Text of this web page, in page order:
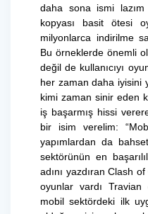
daha sona ismi
kopyası basit ötesi
milyonlarca indirilme
Bu örneklerde önemli
değil de kullanıcıyı
her zaman daha iyisini
kimi zaman sinir eden
iş başarmış hissi
bir isim verelim:
yapımlardan da
sektörünün en
adını yazdıran Clash
oyunlar vardı
mobil sektördeki ilk